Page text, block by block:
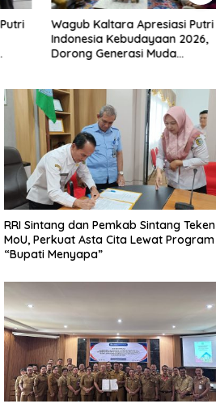
Wagub Kaltara Apresiasi Putri
Indonesia Kebudayaan 2026,
Dorong Generasi Muda
RRI Sintang dan Pemkab Sintang Teken
MoU, Perkuat Asta Cita Lewat Program
“Bupati Menyapa”